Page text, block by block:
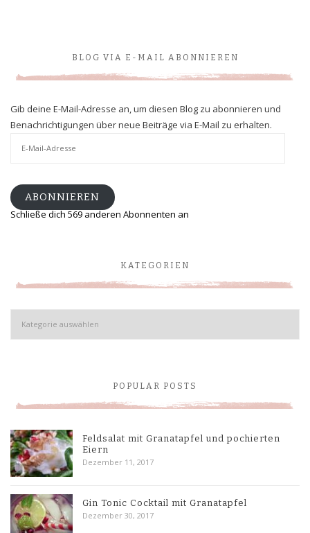
BLOG VIA E-MAIL ABONNIEREN
Gib deine E-Mail-Adresse an, um diesen Blog zu abonnieren und
Benachrichtigungen über neue Beiträge via E-Mail zu erhalten.
ABONNIEREN
Schließe dich 569 anderen Abonnenten an
KATEGORIEN
Kategorien
POPULAR POSTS
Feldsalat mit Granatapfel und pochierten
Eiern
Dezember 11, 2017
Gin Tonic Cocktail mit Granatapfel
Dezember 30, 2017